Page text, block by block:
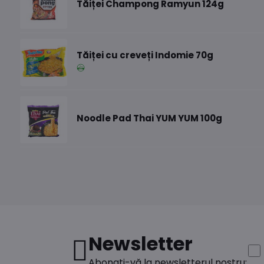
Tăiței Champong Ramyun 124g
Tăiței cu creveți Indomie 70g
Noodle Pad Thai YUM YUM 100g
Newsletter